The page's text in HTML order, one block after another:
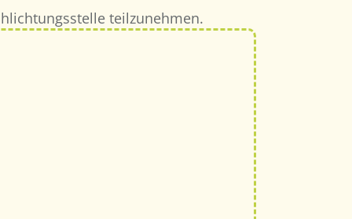
teilzunehmen.